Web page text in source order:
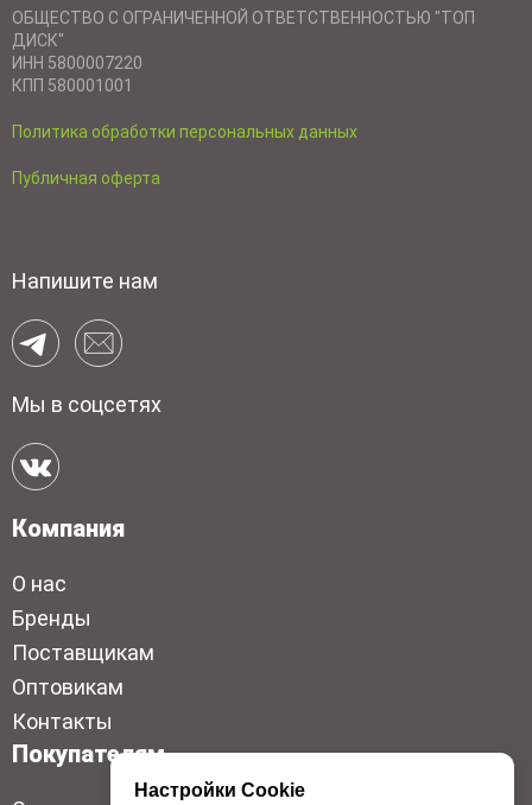
ОБЩЕСТВО С ОГРАНИЧЕННОЙ ОТВЕТСТВЕННОСТЬЮ "ТОП
ДИСК"
ИНН 5800007220
КПП 580001001
Политика обработки персональных данных
Публичная оферта
Напишите нам
Мы в соцсетях
Компания
О нас
Бренды
Поставщикам
Оптовикам
Контакты
Покупателям
Настройки Cookie